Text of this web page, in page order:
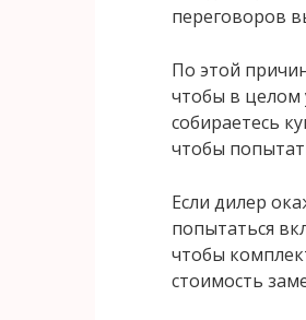
переговоров
По этой
чтобы в целом
собираетесь
чтобы
Если дилер
попытаться
чтобы
стоимость